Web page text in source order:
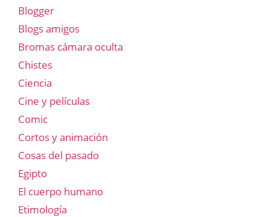
Blogger
Blogs amigos
Bromas cámara oculta
Chistes
Ciencia
Cine y películas
Comic
Cortos y animación
Cosas del pasado
Egipto
El cuerpo humano
Etimología